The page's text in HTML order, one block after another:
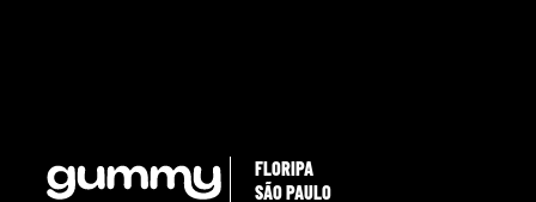
FLORIPA
SÃO PAULO